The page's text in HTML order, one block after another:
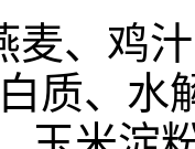
麦、鸡
质、水